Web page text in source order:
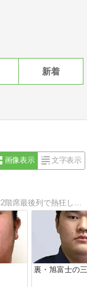
新着
画像表示 文字表示
裏・旭富士の